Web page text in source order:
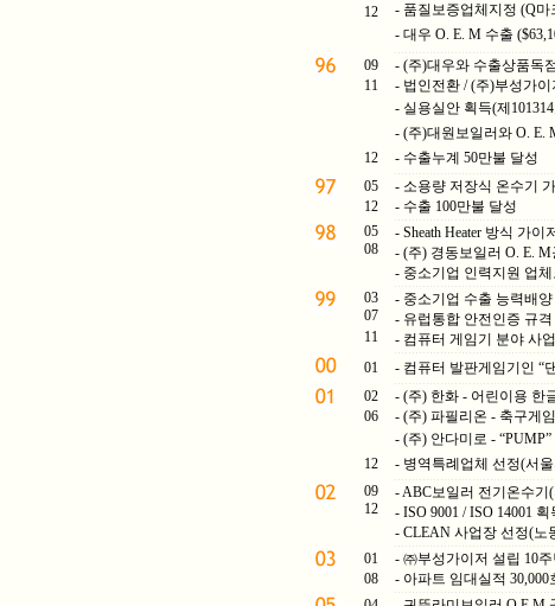
12
- 품질보증업체지정 (Q마
- 대우 O. E. M 수출
09
- (주)대우와 수출상품독
11
- 법인전환 / (주)부성가
- 실용실안 획득(제
- (주)대원보일러와 O. E.
12
- 수출누계 50만불 달성
05
- 소용량 저장식 온수기
- 수출 100만불 달성
12
05
- Sheath Heater 방식 가이
- (주) 경동보일러 O. E.
- 중소기업 인력지원 업
08
03
- 중소기업 수출 능력배
- 유럽통합 안전인증 규
- 컴퓨터 게임기 분야 사
07
11
01
- 컴퓨터 발판게임기인 “
02
- (주) 한화 - 어린이용 한
06
- (주) 파필리온 - 축구게
- (주) 안다미로 -
12
- 병역특례업체 선정(서
09
- ABC보일러 전기온수기
- ISO 9001 / ISO 14001
- CLEAN 사업장 선정(노
12
01
- ㈜부성가이저 설립 10주
- 아파트 임대실적 30,000
08